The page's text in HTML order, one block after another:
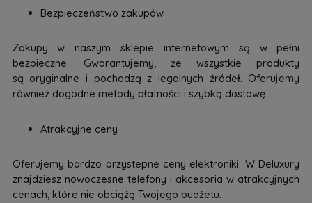
Bezpieczeństwo zakupów
Zakupy w naszym sklepie internetowym są w pełni
bezpieczne. Gwarantujemy, że wszystkie produkty
są oryginalne i pochodzą z legalnych źródeł. Oferujemy
również dogodne metody płatności i szybką dostawę.
Atrakcyjne ceny
Oferujemy bardzo przystepne ceny elektroniki. W Deluxury
znajdziesz nowoczesne telefony i akcesoria w atrakcyjnych
cenach, które nie obciążą Twojego budżetu.